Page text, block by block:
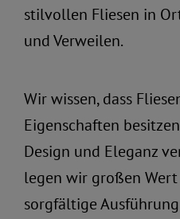
stilvollen Fliesen in
und Verweilen.
Wir wissen, dass
Eigenschaften
Design und Eleganz
legen wir großen
sorgfältige